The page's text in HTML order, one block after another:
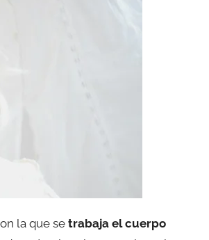
la que se trabaja el cuerpo